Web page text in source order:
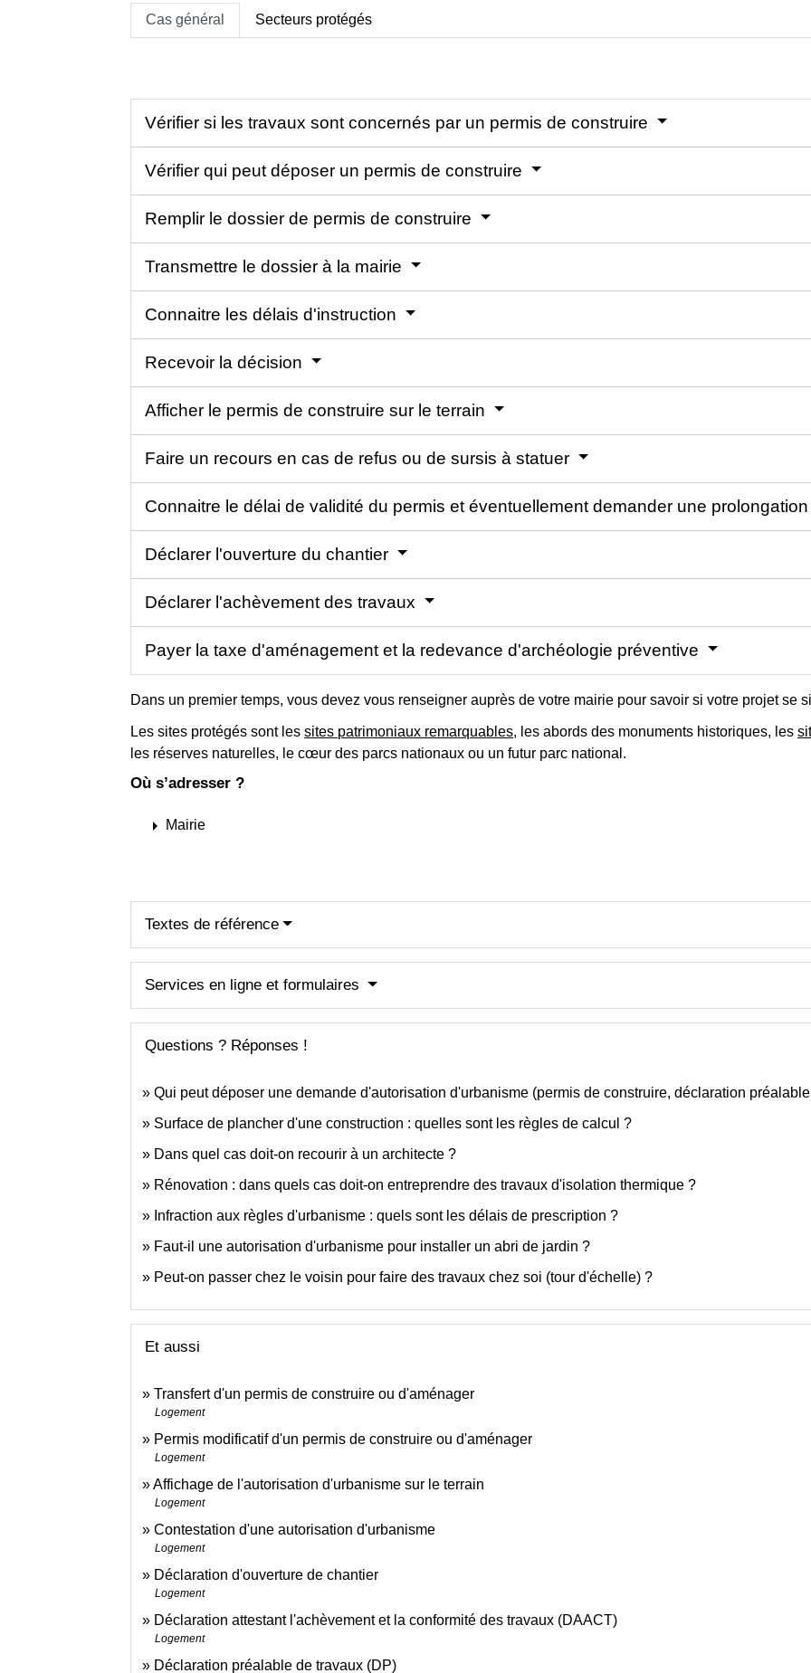
Cas général Secteurs protégés
Vérifier si les travaux sont concernés par un permis de construire
Vérifier qui peut déposer un permis de construire
Remplir le dossier de permis de construire
Transmettre le dossier à la mairie
Connaitre les délais d'instruction
Recevoir la décision
Afficher le permis de construire sur le terrain
Faire un recours en cas de refus ou de sursis à statuer
Connaitre le délai de validité du permis et éventuellement demander une prolongation
Déclarer l'ouverture du chantier
Déclarer l'achèvement des travaux
Payer la taxe d'aménagement et la redevance d'archéologie préventive
Dans un premier temps, vous devez vous renseigner auprès de votre mairie pour savoir si votre projet se
Les sites protégés sont lessites patrimoniaux remarquables, les abords des monuments historiques, les
les réserves naturelles, le cœur des parcs nationaux ou un futur parc national.
Où s’adresser ?
arrow_right Mairie
Textes de référence
Services en ligne et formulaires
Questions ? Réponses !
Qui peut déposer une demande d'autorisation d'urbanisme (permis de construire, déclaration
Surface de plancher d'une construction : quelles sont les règles de calcul ?
Dans quel cas doit-on recourir à un architecte ?
Rénovation : dans quels cas doit-on entreprendre des travaux d'isolation thermique ?
Infraction aux règles d'urbanisme : quels sont les délais de prescription ?
Faut-il une autorisation d'urbanisme pour installer un abri de jardin ?
Peut-on passer chez le voisin pour faire des travaux chez soi (tour d'échelle) ?
Et aussi
Transfert d'un permis de construire ou d'aménager
Logement
Permis modificatif d'un permis de construire ou d'aménager
Logement
Affichage de l'autorisation d'urbanisme sur le terrain
Logement
Contestation d'une autorisation d'urbanisme
Logement
Déclaration d'ouverture de chantier
Logement
Déclaration attestant l'achèvement et la conformité des travaux (DAACT)
Logement
Déclaration préalable de travaux (DP)